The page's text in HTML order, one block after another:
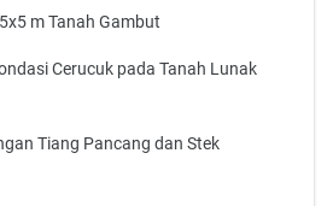
m Tanah Gambut
Cerucuk pada Tanah Lunak
Tiang Pancang dan Stek